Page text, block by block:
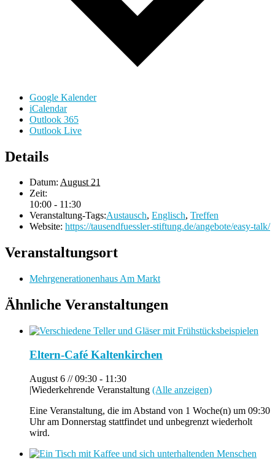
Google Kalender
iCalendar
Outlook 365
Outlook Live
Details
Datum: August 21
Zeit:
10:00 - 11:30
Veranstaltung-Tags:Austausch, Englisch, Treffen
Website: https://tausendfuessler-stiftung.de/angebote/easy-talk/
Veranstaltungsort
Mehrgenerationenhaus Am Markt
Ähnliche Veranstaltungen
Eltern-Café Kaltenkirchen
August 6 // 09:30 - 11:30
|Wiederkehrende Veranstaltung (Alle anzeigen)
Eine Veranstaltung, die im Abstand von 1 Woche(n) um 09:30
Uhr am Donnerstag stattfindet und unbegrenzt wiederholt
wird.